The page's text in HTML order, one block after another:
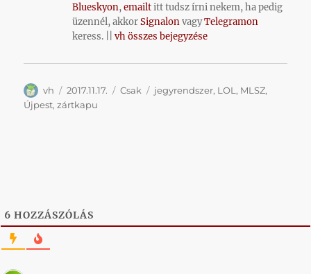
Blueskyon,emailtitt tudsz írni nekem, ha pedig
üzennél, akkorSignalonvagyTelegramon
keress. ||vh összes bejegyzése
Szerző
vh Közzétéve
2017.11.17. Kategória
Csak Címke
jegyrendszer, LOL , MLSZ,
Újpest,zártkapu
6 HOZZÁSZÓLÁS